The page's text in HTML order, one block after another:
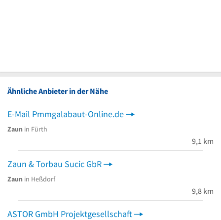
Ähnliche Anbieter in der Nähe
E-Mail Pmmgalabaut-Online.de
Zaun in Fürth
9,1 km
Zaun & Torbau Sucic GbR
Zaun in Heßdorf
9,8 km
ASTOR GmbH Projektgesellschaft